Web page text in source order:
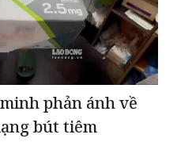
phản ánh về
bút tiêm